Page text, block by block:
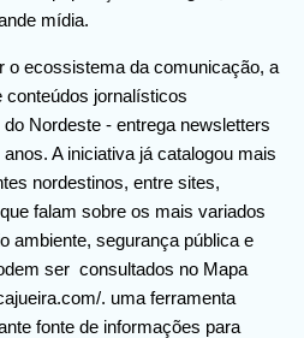
mídia.
o ecossistema da comunicação, a
conteúdos jornalísticos
Nordeste - entrega newsletters
A iniciativa já catalogou mais
nordestinos, entre sites,
falam sobre os mais variados
ambiente, segurança pública e
ser consultados no Mapa
. uma ferramenta
fonte de informações para